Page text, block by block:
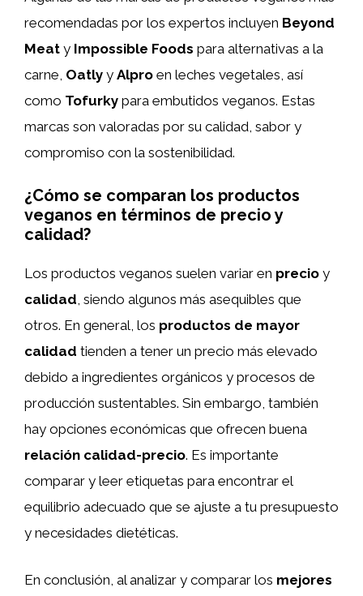
recomendadas por los expertos incluyen Beyond
Meat y Impossible Foods para alternativas a la
carne, Oatly y Alpro en leches vegetales, así
como Tofurky para embutidos veganos. Estas
marcas son valoradas por su calidad, sabor y
compromiso con la sostenibilidad.
¿Cómo se comparan los productos
veganos en términos de precio y
calidad?
Los productos veganos suelen variar en precio y
calidad, siendo algunos más asequibles que
otros. En general, los productos de mayor
calidad tienden a tener un precio más elevado
debido a ingredientes orgánicos y procesos de
producción sustentables. Sin embargo, también
hay opciones económicas que ofrecen buena
relación calidad-precio. Es importante
comparar y leer etiquetas para encontrar el
equilibrio adecuado que se ajuste a tu presupuesto
y necesidades dietéticas.
En conclusión, al analizar y comparar los mejores